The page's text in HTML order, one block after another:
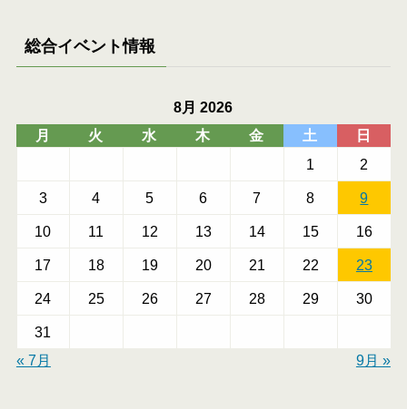
総合イベント情報
8月 2026
月
火 水 木 金 土
日
1
2
3 4 5 6 7 8 9
10 11 12 13 14 15 16
17 18 19 20 21 22 23
24 25 26 27 28 29 30
31
« 7月
9月 »